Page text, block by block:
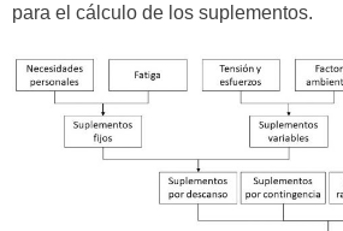
para el cálculo de los suplementos.